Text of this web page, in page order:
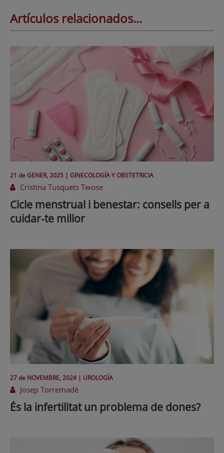
Artículos relacionados...
21 deGENER, 2025 | GINECOLOGÍA Y OBSTETRICIA
Cristina Tusquets Twose
Cicle menstrual i benestar: consells per a
cuidar-te millor
27 de NOVEMBRE, 2024 | UROLOGÍA
Josep Torremadé
És la infertilitat un problema de dones?